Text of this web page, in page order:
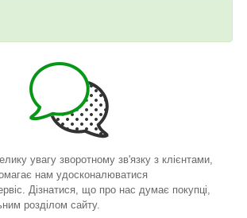
увагу зворотному зв'язку з клієнтами,
нам удосконалюватися
Дізнатися, що про нас думає покупці,
розділом сайту.